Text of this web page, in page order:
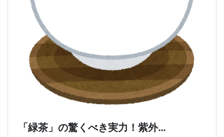
「緑茶」の驚くべき実力！紫外…